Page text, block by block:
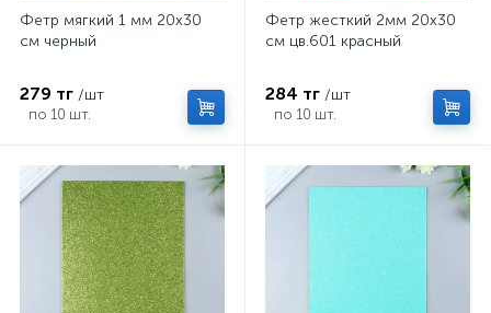
Фетр мягкий 1 мм 20х30
см черный
279 тг /шт
по 10 шт.
Фетр жесткий 2мм 20х30
см цв.601 красный
284 тг /шт
по 10 шт.